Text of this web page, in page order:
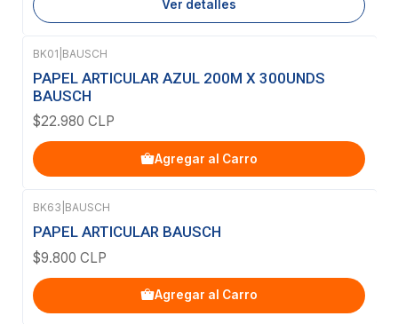
Ver detalles
BK01 BAUSCH
PAPEL ARTICULAR AZUL 200Μ X 300UNDS
BAUSCH
$22.980 CLP
Agregar al Carro
BK63 BAUSCH
PAPEL ARTICULAR BAUSCH
$9.800 CLP
Agregar al Carro